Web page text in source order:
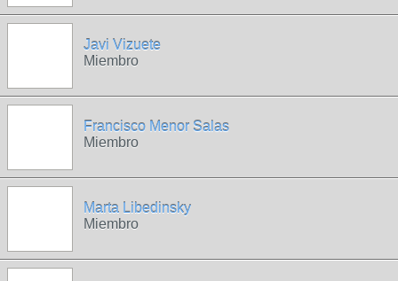
Javi Vizuete
Miembro
Francisco Menor Salas
Miembro
Marta Libedinsky
Miembro